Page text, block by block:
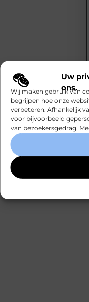
Uw
ons.
Wij maken gebruik van
begrijpen hoe onze
verbeteren. Afhankelijk
voor bijvoorbeeld
van bezoekersgedrag.